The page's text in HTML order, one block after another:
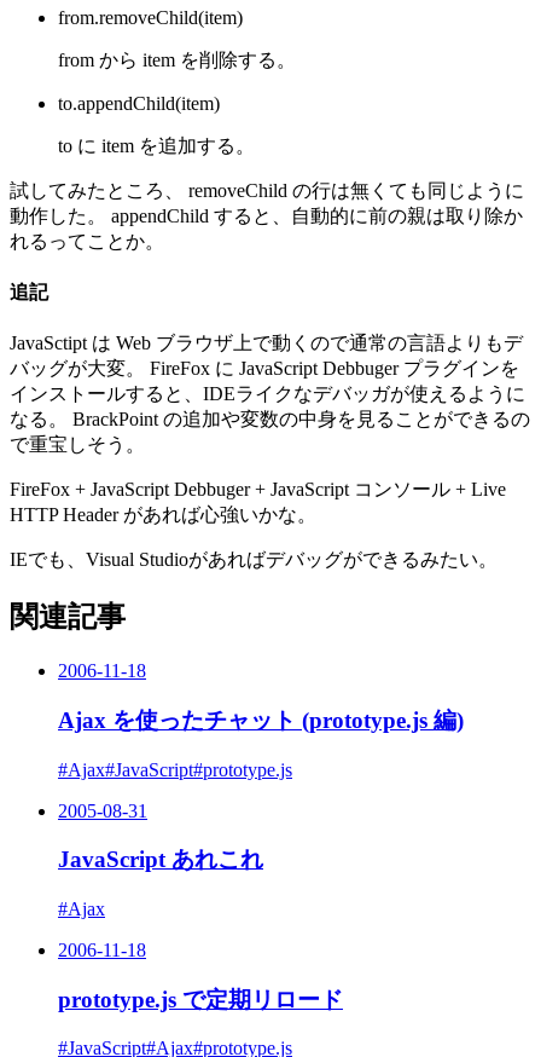
from.removeChild(item)
from から item を削除する。
to.appendChild(item)
to に item を追加する。
試してみたところ、 removeChild の行は無くても同じように
動作した。 appendChild すると、自動的に前の親は取り除か
れるってことか。
追記
JavaSctipt は Web ブラウザ上で動くので通常の言語よりもデ
バッグが大変。 FireFox に JavaScript Debbuger プラグインを
インストールすると、IDEライクなデバッガが使えるように
なる。 BrackPoint の追加や変数の中身を見ることができるの
で重宝しそう。
FireFox + JavaScript Debbuger + JavaScript コンソール + Live
HTTP Header があれば心強いかな。
IEでも、Visual Studioがあればデバッグができるみたい。
関連記事
2006-11-18
Ajax を使ったチャット (prototype.js 編)
#Ajax#JavaScript#prototype.js
2005-08-31
JavaScript あれこれ
#Ajax
2006-11-18
prototype.js で定期リロード
#JavaScript#Ajax#prototype.js